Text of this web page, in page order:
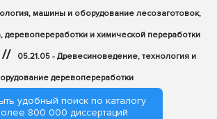
машины и оборудование лесозаготовок,
деревопереработки и химической переработки
// 05.21.05 - Древесиноведение, технология и
деревопереработки
удобный поиск по каталогу
800 000 диссертаций